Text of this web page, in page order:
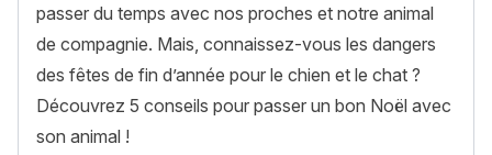
passer du temps avec nos proches et notre animal
de compagnie. Mais, connaissez-vous les dangers
des fêtes de fin d’année pour le chien et le chat ?
Découvrez 5 conseils pour passer un bon Noël avec
son animal !